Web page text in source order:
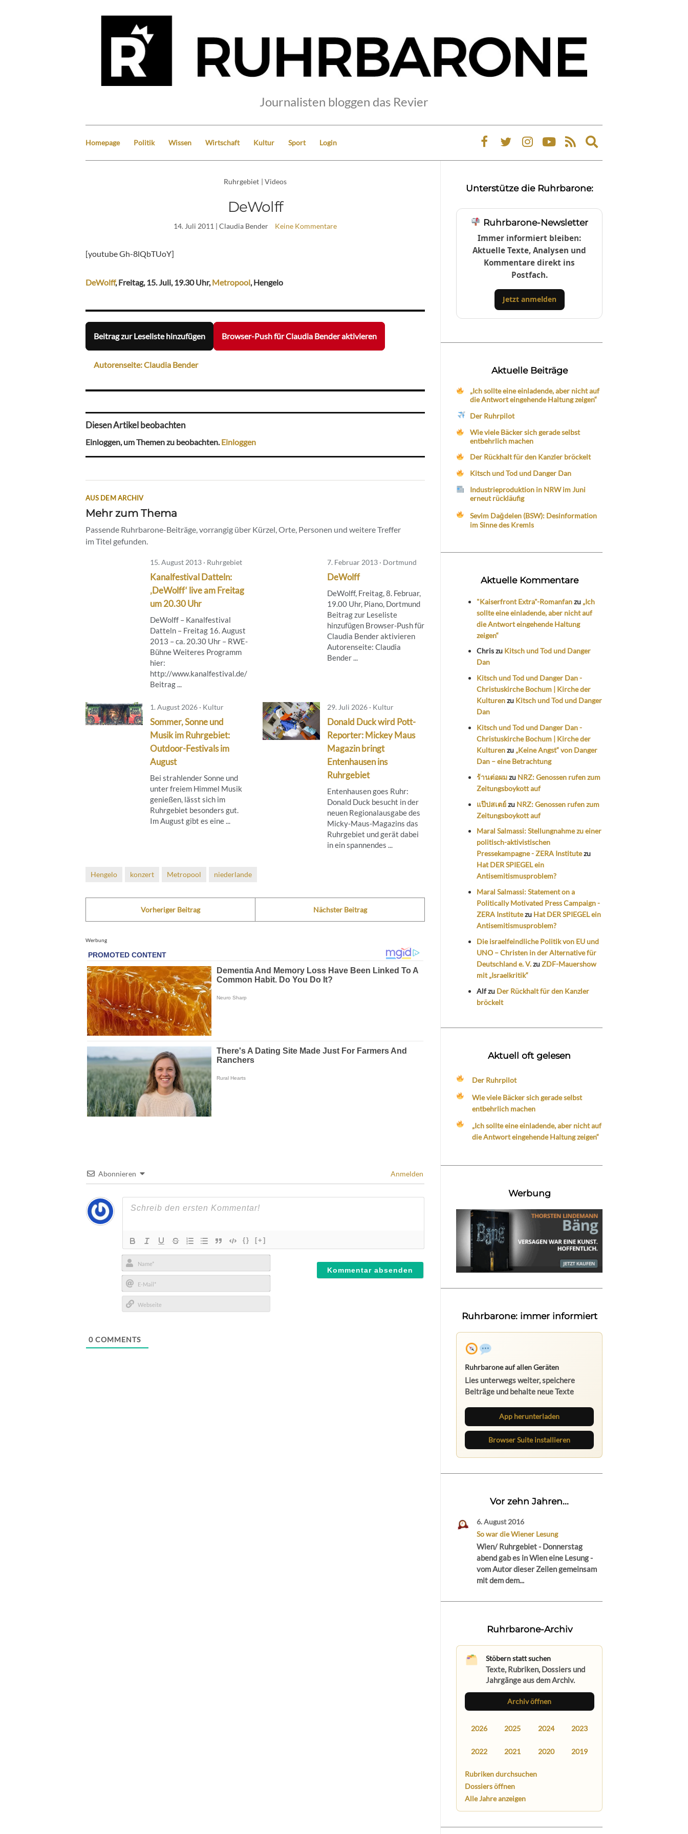
Journalisten bloggen das Revier
Homepage Politik Wissen Wirtschaft Kultur Sport Login
Expand
search
Ruhrgebiet | Videos
DeWolff
14. Juli 2011 | Claudia Bender Keine Kommentare
[youtube Gh-8lQbTUoY]
DeWolff, Freitag, 15. Juli, 19.30 Uhr, Metropool, Hengelo
Beitrag zur Leseliste hinzufügen Browser-Push für Claudia Bender aktivieren
Autorenseite: Claudia Bender
Diesen Artikel beobachten
Einloggen, um Themen zu beobachten.Einloggen
AUS DEM ARCHIV
Mehr zum Thema
Passende Ruhrbarone-Beiträge, vorrangig über Kürzel, Orte, Personen und weitere Treffer
im Titel gefunden.
15. August 2013 · Ruhrgebiet
Kanalfestival Datteln:
‚DeWolff‘ live am Freitag
um 20.30 Uhr
DeWolff – Kanalfestival
Datteln – Freitag 16. August
2013 – ca. 20.30 Uhr – RWE-
Bühne Weiteres Programm
hier:
http://www.kanalfestival.de/
Beitrag ...
7. Februar 2013 · Dortmund
DeWolff
DeWolff, Freitag, 8. Februar,
19.00 Uhr, Piano, Dortmund
Beitrag zur Leseliste
hinzufügen Browser-Push für
Claudia Bender aktivieren
Autorenseite: Claudia
Bender ...
1. August 2026 · Kultur
Sommer, Sonne und
Musik im Ruhrgebiet:
Outdoor-Festivals im
August
Bei strahlender Sonne und
unter freiem Himmel Musik
genießen, lässt sich im
Ruhrgebiet besonders gut.
Im August gibt es eine ...
29. Juli 2026 · Kultur
Donald Duck wird Pott-
Reporter: Mickey Maus
Magazin bringt
Entenhausen ins
Ruhrgebiet
Entenhausen goes Ruhr:
Donald Duck besucht in der
neuen Regionalausgabe des
Micky‑Maus‑Magazins das
Ruhrgebiet und gerät dabei
in ein spannendes ...
Hengelo konzert Metropool niederlande
Vorheriger Beitrag Nächster Beitrag
Werbung
Abonnieren Anmelden
{} [+]
Name*
E-
Mail*
0 COMMENTS
Unterstütze die Ruhrbarone:
Ruhrbarone-Newsletter
Immer informiert bleiben:
Aktuelle Texte, Analysen und
Kommentare direkt ins
Postfach.
Jetzt anmelden
Aktuelle Beiträge
„Ich sollte eine einladende, aber nicht auf
die Antwort eingehende Haltung zeigen“
Der Ruhrpilot
Wie viele Bäcker sich gerade selbst
entbehrlich machen
Der Rückhalt für den Kanzler bröckelt
Kitsch und Tod und Danger Dan
Industrieproduktion in NRW im Juni
erneut rückläufig
Sevim Dağdelen (BSW): Desinformation
im Sinne des Kremls
Aktuelle Kommentare
"Kaiserfront Extra"-Romanfanzu „Ich
sollte eine einladende, aber nicht auf
die Antwort eingehende Haltung
zeigen“
Chriszu Kitsch und Tod und Danger
Dan
Kitsch und Tod und Danger Dan -
Christuskirche Bochum | Kirche der
Kulturenzu Kitsch und Tod und Danger
Dan
Kitsch und Tod und Danger Dan -
Christuskirche Bochum | Kirche der
Kulturenzu „Keine Angst“ von Danger
Dan – eine Betrachtung
ร้านต่อผมzu NRZ: Genossen rufen zum
Zeitungsboykott auf
แป๊ปสเตย์zu NRZ: Genossen rufen zum
Zeitungsboykott auf
Maral Salmassi: Stellungnahme zu einer
politisch-aktivistischen
Pressekampagne - ZERA Institutezu
Hat DER SPIEGEL ein
Antisemitismusproblem?
Maral Salmassi: Statement on a
Politically Motivated Press Campaign -
ZERA Institutezu Hat DER SPIEGEL ein
Antisemitismusproblem?
Die israelfeindliche Politik von EU und
UNO – Christen in der Alternative für
Deutschland e. V.zuZDF-Mauershow
mit „Israelkritik“
Alfzu Der Rückhalt für den Kanzler
bröckelt
Aktuell oft gelesen
Der Ruhrpilot
Wie viele Bäcker sich gerade selbst
entbehrlich machen
„Ich sollte eine einladende, aber nicht auf
die Antwort eingehende Haltung zeigen“
Werbung
Ruhrbarone: immer informiert
Ruhrbarone auf allen Geräten
Lies unterwegs weiter, speichere
Beiträge und behalte neue Texte
App herunterladen
Browser Suite installieren
Vor zehn Jahren...
6. August 2016
So war die Wiener Lesung
Wien/ Ruhrgebiet - Donnerstag
abend gab es in Wien eine Lesung -
vom Autor dieser Zeilen gemeinsam
mit dem dem...
Ruhrbarone-Archiv
Stöbern statt suchen
Texte, Rubriken, Dossiers und
Jahrgänge aus dem Archiv.
Archiv öffnen
2026 2025 2024 2023
2022 2021 2020 2019
Rubriken durchsuchen
Dossiers öffnen
Alle Jahre anzeigen